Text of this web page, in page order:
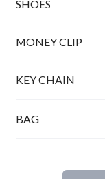
SHOES
MONEY CLIP
KEY CHAIN
BAG